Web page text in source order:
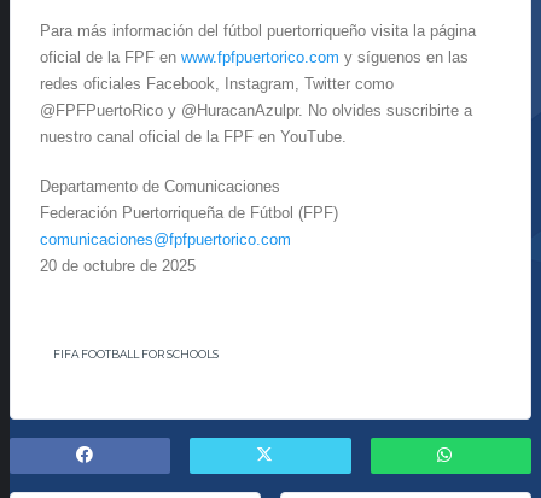
Para más información del fútbol puertorriqueño visita la página
oficial de la FPF en www.fpfpuertorico.com y síguenos en las
redes oficiales Facebook, Instagram, Twitter como
@FPFPuertoRico y @HuracanAzulpr. No olvides suscribirte a
nuestro canal oficial de la FPF en YouTube.
Departamento de Comunicaciones
Federación Puertorriqueña de Fútbol (FPF)
comunicaciones@fpfpuertorico.com
20 de octubre de 2025
FIFA FOOTBALL FOR SCHOOLS